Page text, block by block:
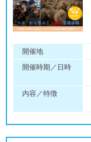
開催地
開催時期／日時
内容／特徴